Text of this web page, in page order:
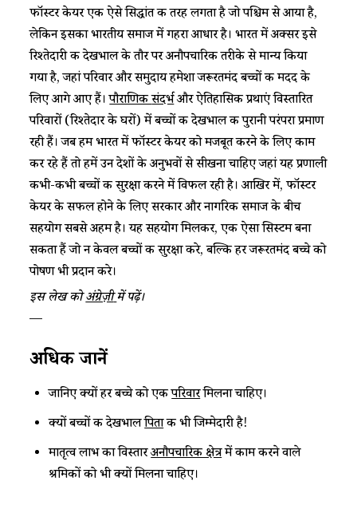
फॉस्टर केयर एक ऐसे सिद्धांत की तरह लगता है जो पश्चिम से आया है,
लेकिन इसका भारतीय समाज में गहरा आधार है। भारत में अक्सर इसे
रिश्तेदारी की देखभाल के तौर पर अनौपचारिक तरीके से मान्य किया
गया है, जहां परिवार और समुदाय हमेशा जरूरतमंद बच्चों की मदद के
लिए आगे आए हैं।पौराणिकसंदर्भऔर ऐतिहासिक प्रथाएं विस्तारित
परिवारों (रिश्तेदार के घरों) में बच्चों की देखभाल की पुरानी परंपरा प्रमाण
रही हैं। जब हम भारत में फॉस्टर केयर को मजबूत करने के लिए काम
कर रहे हैं तो हमें उन देशों के अनुभवों से सीखना चाहिए जहां यह प्रणाली
कभी-कभी बच्चों की सुरक्षा करने में विफल रही है। आखिर में, फॉस्टर
केयर के सफल होने के लिए सरकार और नागरिक समाज के बीच
सहयोग सबसे अहम है। यह सहयोग मिलकर, एक ऐसा सिस्टम बना
सकता हैं जो न केवल बच्चों की सुरक्षा करे, बल्कि हर जरूरतमंद बच्चे को
पोषण भी प्रदान करे।
इस लेख कोअंग्रेज़ीमें पढ़ें।
—
अधिक जानें
जानिए क्यों हर बच्चे को एकपरिवारमिलना चाहिए।
क्यों बच्चों की देखभालपिताकी भी जिम्मेदारी है!
मातृत्व लाभ का विस्तारअनौपचारिक क्षेत्रमें काम करने वाले
श्रमिकों को भी क्यों मिलना चाहिए।